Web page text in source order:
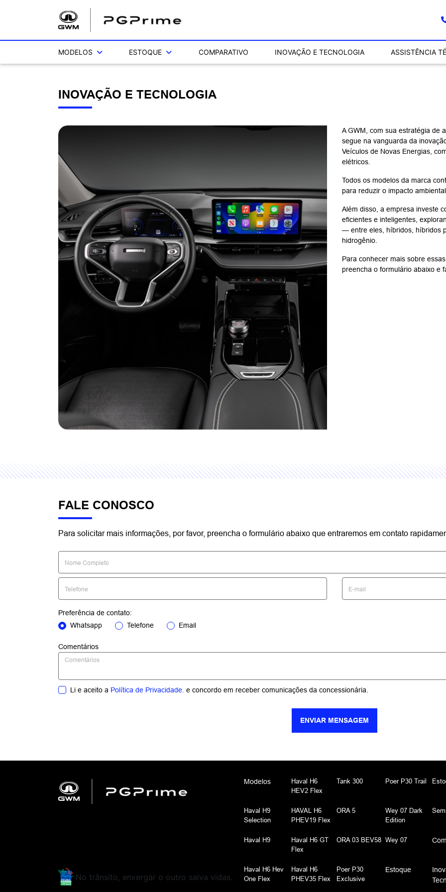
MODELOS ESTOQUE COMPARATIVO INOVAÇÃO E TECNOLOGIA ASSISTÊNCIA
INOVAÇÃO E TECNOLOGIA
A GWM, com sua estratégia de
segue na vanguarda da
Veículos de Novas Energias,
elétricos.
Todos os modelos da marca
para reduzir o impacto
Além disso, a empresa investe
eficientes e inteligentes,
— entre eles, híbridos, híbridos
hidrogênio.
Para conhecer mais sobre
preencha o formulário abaixo e
FALE CONOSCO
Para solicitar mais informações, por favor, preencha o formulário abaixo que entraremos em contato
Preferência de contato:
Whatsapp
Telefone Email
Comentários
Li e aceito a Política de Privacidade. e concordo em receber comunicações da concessionária.
ENVIAR MENSAGEM
No trânsito, enxergar o outro salva vidas.
Modelos
Haval H9
Selection
Haval H9
Haval H6 Hev
One Flex
Haval H6
HEV2 Flex
HAVAL H6
PHEV19 Flex
Haval H6 GT
Flex
Haval H6
PHEV35 Flex
Tank 300
ORA 5
ORA 03 BEV58
Poer P30
Exclusive
Poer P30 Trail
Wey 07 Dark
Edition
Wey 07
Estoque